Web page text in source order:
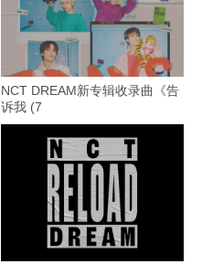
NCT DREAM新专辑收录曲《告
诉我 (7